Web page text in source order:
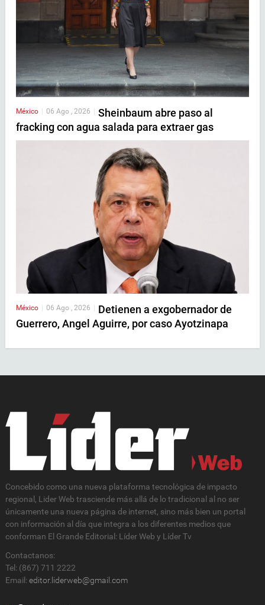
México | 06 Ago , 2026 | Sheinbaum abre paso al
fracking con agua salada para extraer gas
México 06 Ago , 2026
Detienen a exgobernador de
Guerrero, Angel Aguirre, por caso Ayotzinapa
Concebido como una nueva plataforma tecnológica de impacto
regional, Lider Web trasciende más allá de lo tradicional al no ser
únicamente una nueva página de internet, sino más bien un portal
con información al día que integra a los diferentes medios que
conforman El Grande Editorial: Líder Web y Líder Tv
Contactanos:
Tel: (867) 711 2222
Email: editor.liderweb@gmail.com